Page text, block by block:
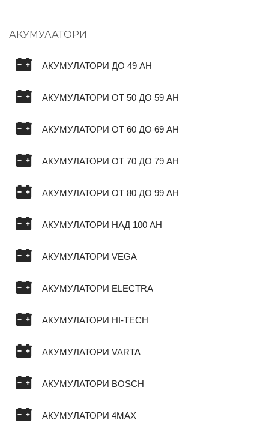
АКУМУЛАТОРИ
АКУМУЛАТОРИ ДО 49 AH
АКУМУЛАТОРИ ОТ 50 ДО 59 AH
АКУМУЛАТОРИ ОТ 60 ДО 69 AH
АКУМУЛАТОРИ ОТ 70 ДО 79 AH
АКУМУЛАТОРИ ОТ 80 ДО 99 AH
АКУМУЛАТОРИ НАД 100 AH
АКУМУЛАТОРИ VEGA
АКУМУЛАТОРИ ELECTRA
АКУМУЛАТОРИ HI-TECH
АКУМУЛАТОРИ VARTA
АКУМУЛАТОРИ BOSCH
АКУМУЛАТОРИ 4MAX